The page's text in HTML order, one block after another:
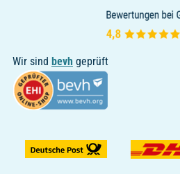
Wir sind bevh geprüft